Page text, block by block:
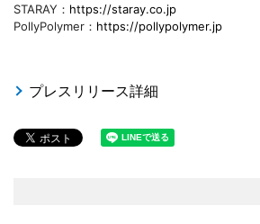
STARAY： https://staray.co.jp
PollyPolymer： https://pollypolymer.jp
プレスリリース詳細